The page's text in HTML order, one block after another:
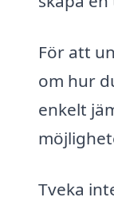
För att
om hur
enkelt
Tveka